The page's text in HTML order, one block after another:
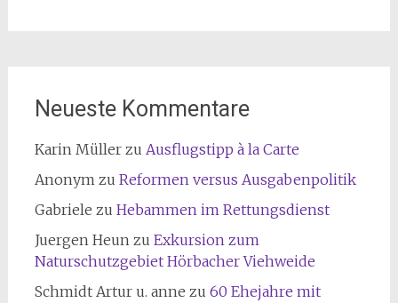
Neueste Kommentare
Karin Müllerzu Ausflugstipp à la Carte
Anonymzu Reformen versus Ausgabenpolitik
Gabriele zu Hebammen im Rettungsdienst
Juergen Heunzu Exkursion zum
Naturschutzgebiet Hörbacher Viehweide
Schmidt Artur u. anne zu 60 Ehejahre mit